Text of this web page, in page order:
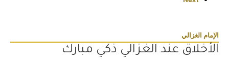
الإمام الغزالي
الأخلاق عند الغزالي ذكي مبارك